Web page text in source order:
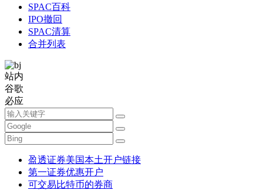
SPAC百科
IPO撤回
SPAC清算
合并列表
站内
谷歌
必应
盈透证券美国本土开户链接
第一证券优惠开户
可交易比特币的券商